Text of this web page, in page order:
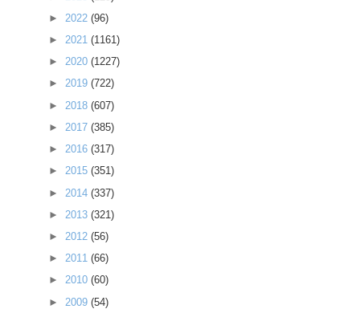
► 2022 (96)
► 2021 (1161)
► 2020 (1227)
► 2019 (722)
► 2018 (607)
► 2017 (385)
► 2016 (317)
► 2015 (351)
► 2014 (337)
► 2013 (321)
► 2012 (56)
► 2011 (66)
► 2010 (60)
► 2009 (54)